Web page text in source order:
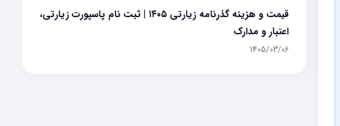
قیمت و هزینه گذرنامه زیارتی ۱۴۰۵ | ثبت نام پاسپورت زیارتی،
اعتبار و مدارک
1405/03/06